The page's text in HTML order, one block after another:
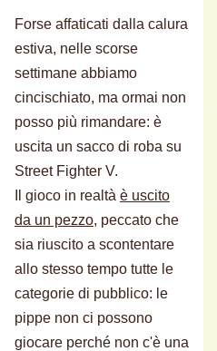
Forse affaticati dalla calura
estiva, nelle scorse
settimane abbiamo
cincischiato, ma ormai non
posso più rimandare: è
uscita un sacco di roba su
Street Fighter V.
Il gioco in realtà è uscito
da un pezzo, peccato che
sia riuscito a scontentare
allo stesso tempo tutte le
categorie di pubblico: le
pippe non ci possono
giocare perché non c'è una